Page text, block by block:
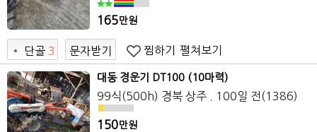
165만원
• 단골 3
1
문자받기 찜하기 펼쳐보기
대동 경운기 DT100 (10마력)
99식(500h) 경북 상주 . 100일 전(1386)
150만원